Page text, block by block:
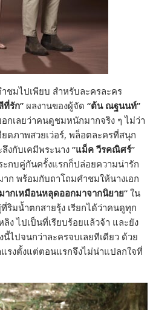
ชมไปเพียบ สำหรับละครละคร
ที่รัก” ผลงานของผู้จัด“ต้น ณฐนนท์”
เลยว่าคนดูชมหนักมากจริง ๆ ไม่ว่า
ยดภาพสวยเว่อร์, พล็อตละครที่สนุก
งกับเคมีพระนาง“แม็ค วีรคณิศร์”
ะกบคู่กันครั้งแรกก็ปล่อยความน่ารัก
ก พร้อมกับถาโถมคำชมให้นางเอก
ากเหมือนหลุดออกมาจากนิยาย” ใน
ริมน้ำตกสายรุ้ง เรียกได้ว่าคนดูทุก
ง ไปเป็นที่เรียบร้อยแล้วจ้า และยัง
ไปจนกว่าละครจบเลยทีเดียว ด้วย
งตั้งแต่ตอนแรกจึงไม่น่าแปลกใจที่